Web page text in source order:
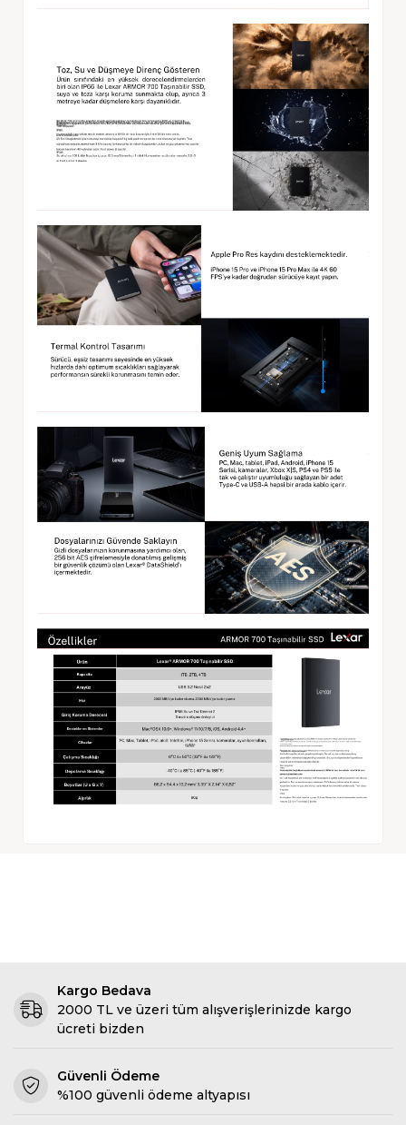
Kargo Bedava
2000 TL ve üzeri tüm alışverişlerinizde kargo
ücreti bizden
Güvenli Ödeme
%100 güvenli ödeme altyapısı